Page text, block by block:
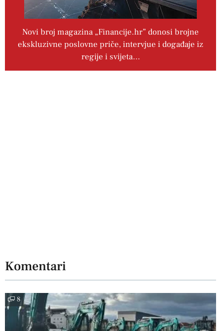
Novi broj magazina „Financije.hr” donosi brojne
ekskluzivne poslovne priče, intervjue i događaje iz
regije i svijeta…
Komentari
8